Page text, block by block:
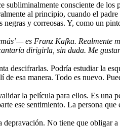
subliminalmente consciente de los
al principio, cuando el
y correosas. Y, como un
es Franz Kafka. Realmente
dirigirla, sin duda. Me
descifrarlas. Podría estudiar la
esa manera. Todo es nuevo.
la película para ellos. Es una
ese sentimiento. La persona
No tiene que obligar